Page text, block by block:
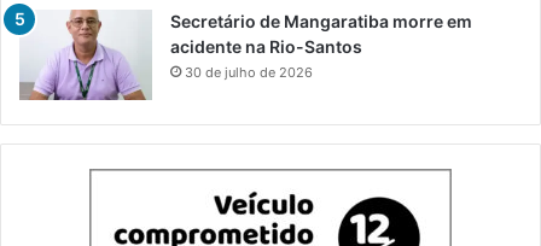
Secretário de Mangaratiba morre em
acidente na Rio-Santos
30 de julho de 2026